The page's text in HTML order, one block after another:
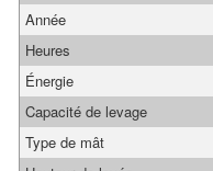
Année
Heures
Énergie
Capacité de levage
Type de mât